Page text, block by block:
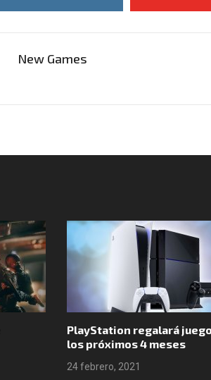
New Games
PlayStation regalará
los próximos 4 meses
24 febrero, 2021